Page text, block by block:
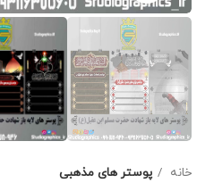
خانه پوستر های مذهبی